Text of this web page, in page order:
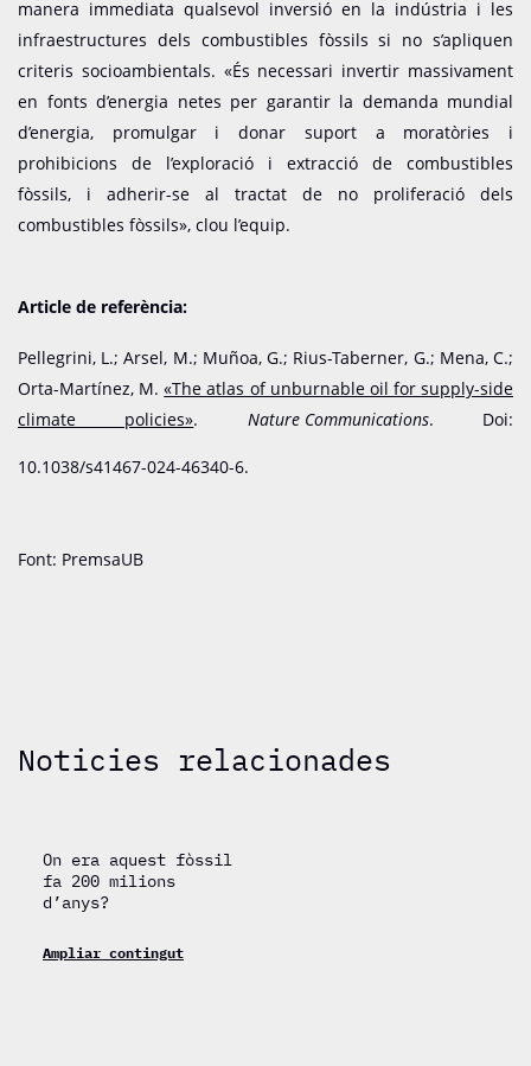
manera immediata qualsevol inversió en la indústria i les
infraestructures dels combustibles fòssils si no s’apliquen
criteris socioambientals. «És necessari invertir massivament
en fonts d’energia netes per garantir la demanda mundial
d’energia, promulgar i donar suport a moratòries i
prohibicions de l’exploració i extracció de combustibles
fòssils, i adherir-se al tractat de no proliferació dels
combustibles fòssils», clou l’equip.
Article de referència:
Pellegrini, L.; Arsel, M.; Muñoa, G.; Rius-Taberner, G.; Mena, C.;
Orta-Martínez, M.«The atlas of unburnable oil for supply-side
climate policies». Nature Communications. Doi:
10.1038/s41467-024-46340-6.
Font: PremsaUB
Noticies relacionades
On era aquest fòssil
fa 200 milions
d’anys?
Ampliar contingut